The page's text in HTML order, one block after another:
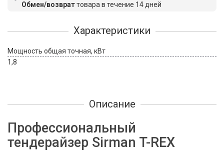
Обмен/возвраттовара в течение 14 дней
Характеристики
Мощность общая точная, кВт
1,8
Описание
Профессиональный
тендерайзер Sirman T-REX